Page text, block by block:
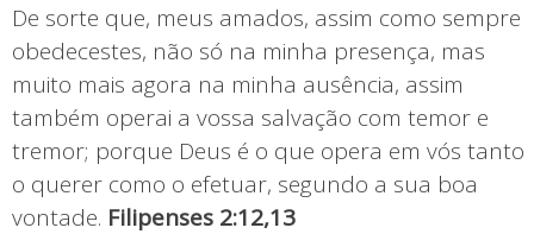
De sorte que, meus amados, assim como sempre
obedecestes, não só na minha presença, mas
muito mais agora na minha ausência, assim
também operai a vossa salvação com temor e
tremor; porque Deus é o que opera em vós tanto
o querer como o efetuar, segundo a sua boa
vontade. Filipenses 2:12,13